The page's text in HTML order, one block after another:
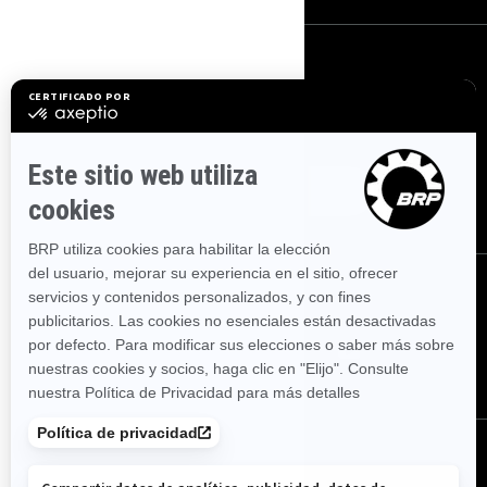
Suscríbete a nuestros correos electrónicos.
últimas noticias, eventos y ofertas.
SUSCRÍBETE
Síguenos